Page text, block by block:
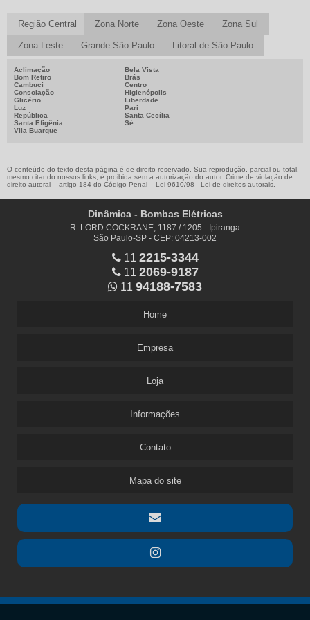
SENSOR DE NIVEL DE COMBUSTIVEL VALOR
Região Central Zona Norte Zona Oeste Zona Sul
Zona Leste Grande São Paulo Litoral de São Paulo
Aclimação
Bela Vista
Bom Retiro
Brás
Cambuci
Centro
Consolação
Higienópolis
Glicério
Liberdade
Luz
Pari
República
Santa Cecília
Santa Efigênia
Sé
Vila Buarque
O conteúdo do texto desta página é de direito reservado. Sua reprodução, parcial ou total,
mesmo citando nossos links, é proibida sem a autorização do autor. Crime de violação de
direito autoral – artigo 184 do Código Penal – Lei 9610/98 - Lei de direitos autorais
Dinâmica - Bombas Elétricas
R. LORD COCKRANE, 1187 / 1205 - Ipiranga
São Paulo-SP - CEP: 04213-002
11 2215-3344
11 2069-9187
11 94188-7583
Home
Empresa
Loja
Informações
Contato
Mapa do site